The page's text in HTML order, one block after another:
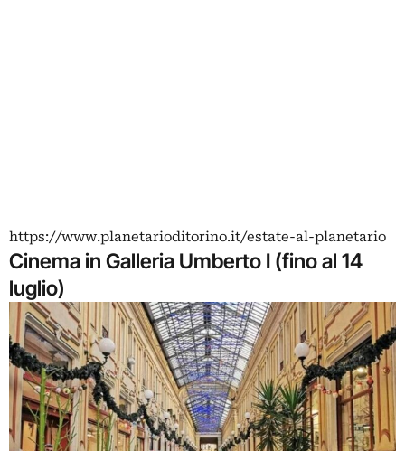
https://www.planetarioditorino.it/estate-al-planetario
Cinema in Galleria Umberto I (fino al 14
luglio)